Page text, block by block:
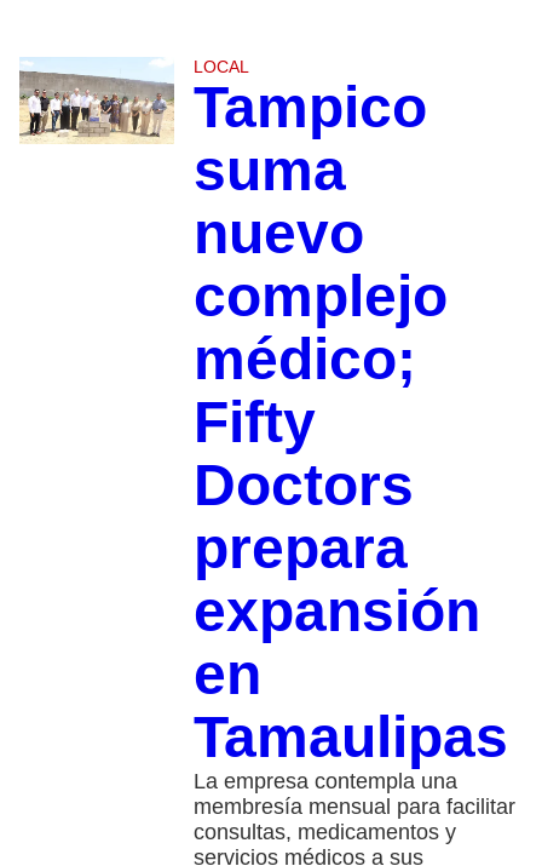
LOCAL
Tampico
suma
nuevo
complejo
médico;
Fifty
Doctors
prepara
expansión
en
Tamaulipas
La empresa contempla una
membresía mensual para facilitar
consultas, medicamentos y
servicios médicos a sus